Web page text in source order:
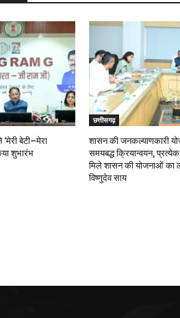
बेटी–मेरा
शुभारंभ
छत्तीसगढ़
शासन की जनकल्याणकारी
समयबद्ध क्रियान्वयन, प्रत्येक
मिले शासन की योजनाओं का
विष्णुदेव साय